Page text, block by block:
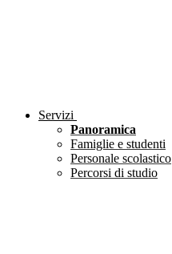
Servizi
Panoramica
Famiglie e studenti
Personale scolastico
Percorsi di studio